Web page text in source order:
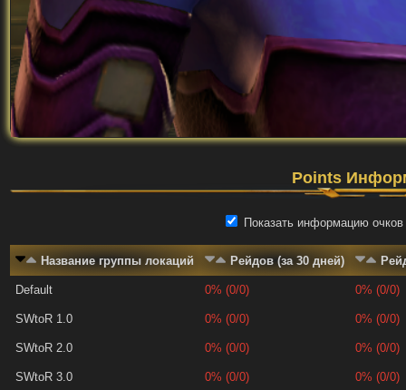
Points
Показать информацию
Название группы локаций Рейдов (за 30 дней)
Default 0% (0/0) 0% (0/0)
SWtoR 1.0 0% (0/0) 0% (0/0)
SWtoR 2.0 0% (0/0) 0% (0/0)
SWtoR 3.0 0% (0/0) 0% (0/0)